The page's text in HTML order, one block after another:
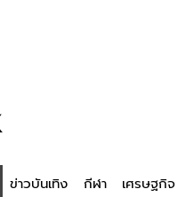
ข่าวบันเทิง กีฬา เศรษฐกิจ